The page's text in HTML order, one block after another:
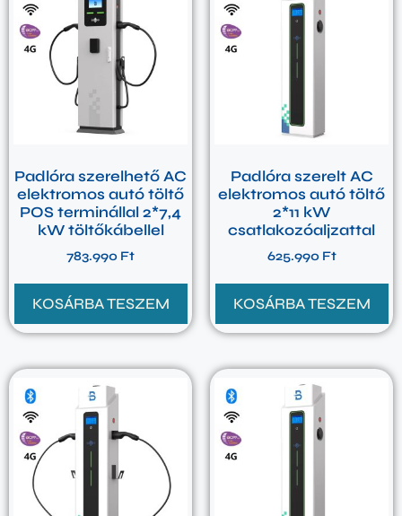
Padlóra szerelhető AC
elektromos autó töltő
POS terminállal 2*7,4
kW töltőkábellel
783.990 Ft
KOSÁRBA TESZEM
Padlóra szerelt AC
elektromos autó töltő
2*11 kW
csatlakozóaljzattal
625.990 Ft
KOSÁRBA TESZEM